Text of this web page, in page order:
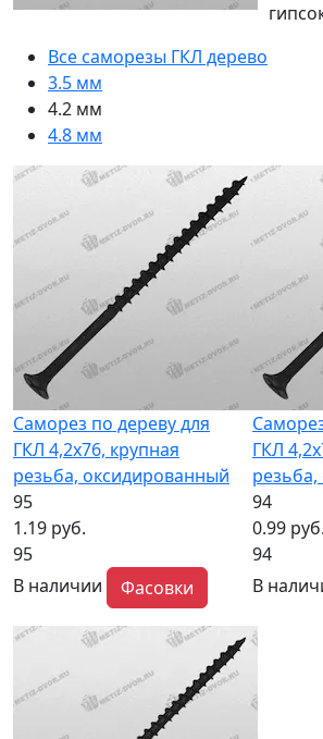
Все саморезы ГКЛ дерево
3.5 мм
4.2 мм
4.8 мм
Саморез по дереву для
ГКЛ 4,2x76, крупная
резьба, оксидированный
95
1.19 руб.
95
В наличии
Фасовки
ГКЛ
94
0.99 руб.
94
В